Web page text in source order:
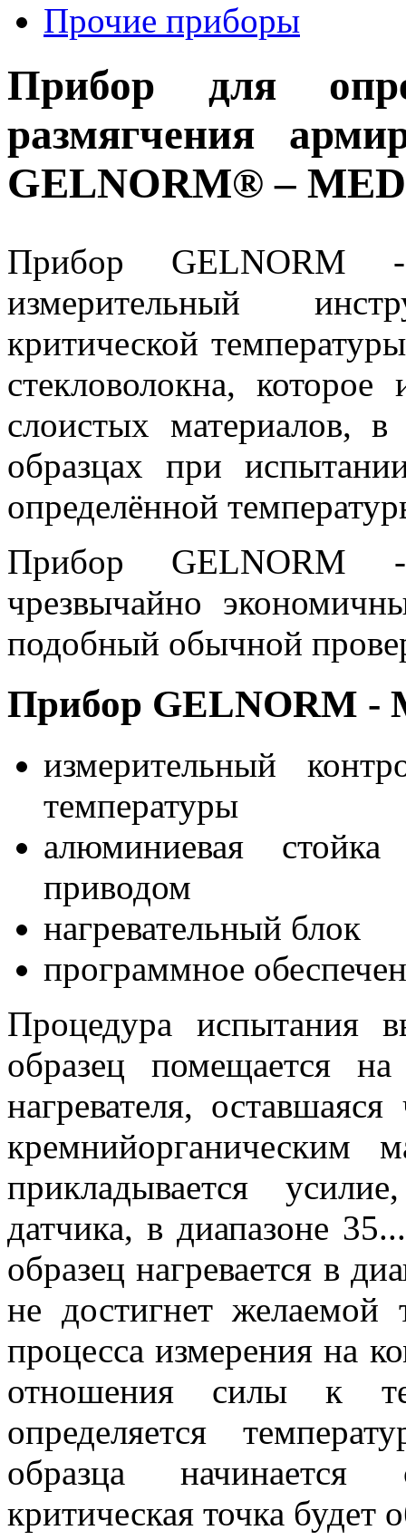
Прочие приборы
Прибор для
размягчения
GELNORM® –
Прибор GELNORM
измерительный
критической
стекловолокна, которое
слоистых материалов,
образцах при
определённой
Прибор GELNORM
чрезвычайно
подобный обычной
Прибор GELNORM -
измерительный
температуры
алюминиевая
приводом
нагревательный блок
программное
Процедура испытания
образец помещается
нагревателя, оставшаяся
кремнийорганическим
прикладывается
датчика, в диапазоне
образец нагревается в
не достигнет желаемой
процесса измерения на
отношения силы к
определяется
образца
критическая точка будет